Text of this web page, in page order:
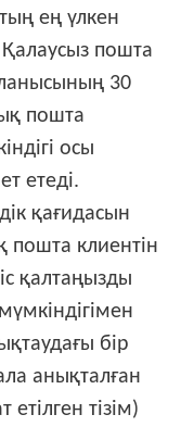
ең үлкен
пошта
30
пошта
осы
етеді.
қағидасын
пошта клиентін
қалтаңызды
бір
анықталған
тізім)